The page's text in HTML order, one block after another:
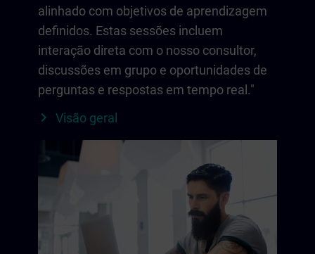
alinhado com objetivos de aprendizagem
definidos. Estas sessões incluem
interação direta com o nosso consultor,
discussões em grupo e oportunidades de
perguntas e respostas em tempo real."
Visão geral